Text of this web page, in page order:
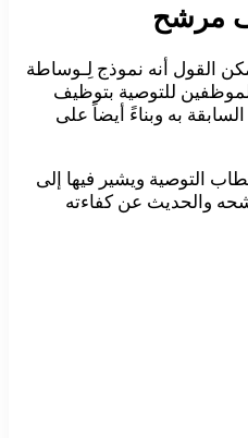
مرشح
القول أنه نموذج لِـوساطة
للتوصية بتوظيف
به وبناءً أيضاً على
التوصية ويشير فيها إلى
والحديث عن كفاءته